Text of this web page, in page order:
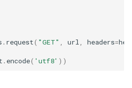
. request( "GET" url headers=
. encode( 'utf8' ))